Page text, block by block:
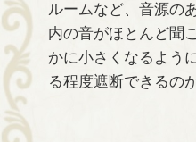
ルームなど、音源の
内の音がほとんど聞
かに小さくなるよう
る程度遮断できるの